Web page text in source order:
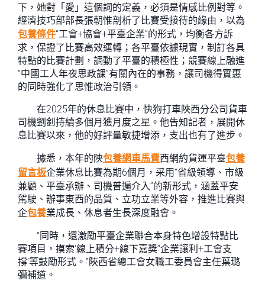
下，她對「愛」這個詞的定義，必須是情感比例對等。
經濟技巧部部長張朝惟剖析了比賽受接待的緣由，以為
包養條件“工會+協會+平臺企業”的形式，均衡各方訴
求，保證了比賽高效運轉；各平臺依據現實，制訂各具
特點的比賽計劃，調動了平臺的積極性；競賽線上融進
“中國工人年夜思政課”有關內在的事務，讓司機得實惠
的同時強化了思惟政治引領。
在2025年的休息比賽中，快狗打車陜西分公司貨車
司機劉釗持續多個月獲月度之星。他告知記者，展開休
息比賽以來，他的好評量敏捷增添，支出也有了進步。
據悉，本年的陜包養網車馬費西網約貨運平臺包養
留言板企業休息比賽為期6個月，采用“省級領導、市級
兼顧、平臺承辦、司機普遍介入”的新形式，涵蓋平安
駕駛、辦事東西的品質、立功立業等外容，推進比賽與
企包養業成長、休息者生長深度融會。
“同時，還激勵平臺企業聯合本身特色增設特點比
賽項目，摸索‘線上積分+線下嘉獎’‘企業讓利+工會支
撐’等鼓勵形式。”陜西省總工會女職工委員會主任葉璐
彌補道。